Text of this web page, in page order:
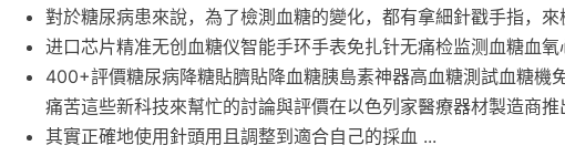
對於糖尿病患來說，為了檢測血糖的變化，都有拿細針戳手指，來
进口芯片精准无创血糖仪智能手环手表免扎针无痛检监测血糖血
400+評價糖尿病降糖貼臍貼降血糖胰島素神器高血糖測試血糖機
痛苦這些新科技來幫忙的討論與評價在以色列家醫療器材製造商推
其實正確地使用針頭用且調整到適合自己的採血 ...